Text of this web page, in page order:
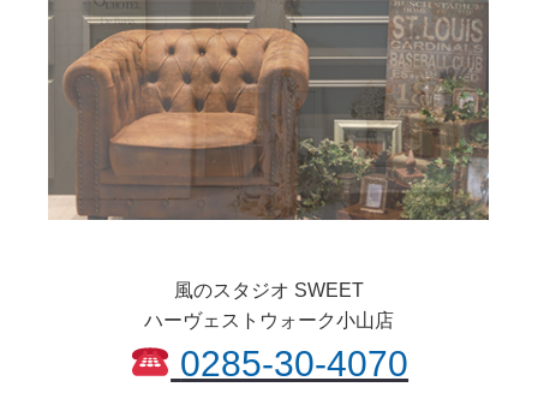
風のスタジオ SWEET
ハーヴェストウォーク小山店
0285-30-4070